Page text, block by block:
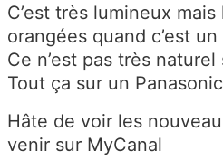
C’est très lumineux
orangées quand c’est
Ce n’est pas très
Tout ça sur un
Hâte de voir les
venir sur MyCanal